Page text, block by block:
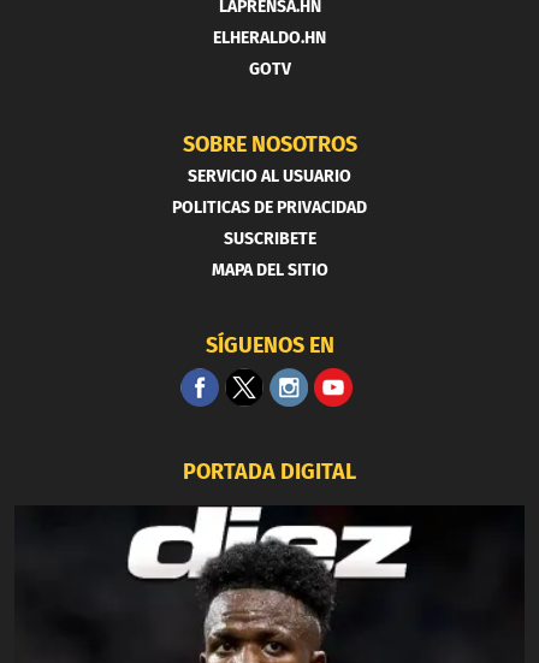
LAPRENSA.HN
ELHERALDO.HN
GOTV
SOBRE NOSOTROS
SERVICIO AL USUARIO
POLITICAS DE PRIVACIDAD
SUSCRIBETE
MAPA DEL SITIO
SÍGUENOS EN
PORTADA DIGITAL